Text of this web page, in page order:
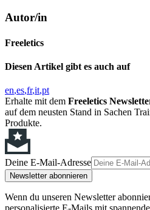
Autor/in
Freeletics
Diesen Artikel gibt es auch auf
en es fr it pt
Erhalte mit dem Freeletics
auf dem neusten Stand in Sachen
Produkte.
Deine E-Mail-Adresse
Newsletter abonnieren
Wenn du unseren Newsletter
personalisierte E-Mails mit